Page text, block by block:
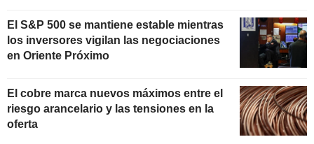
El S&P 500 se mantiene estable mientras
los inversores vigilan las negociaciones
en Oriente Próximo
El cobre marca nuevos máximos entre el
riesgo arancelario y las tensiones en la
oferta